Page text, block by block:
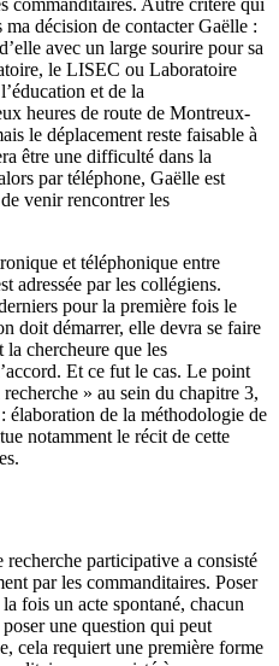
commanditaires. Autre critère qui
décision de contacter Gaëlle :
avec un large sourire pour sa
le LISEC ou Laboratoire
et de la
heures de route de Montreux-
le déplacement reste faisable à
être une difficulté dans la
par téléphone, Gaëlle est
venir rencontrer les
et téléphonique entre
adressée par les collégiens.
pour la première fois le
doit démarrer, elle devra se faire
la chercheure que les
Et ce fut le cas. Le point
» au sein du chapitre 3,
élaboration de la méthodologie de
notamment le récit de cette
participative a consisté
par les commanditaires. Poser
fois un acte spontané, chacun
une question qui peut
cela requiert une première forme